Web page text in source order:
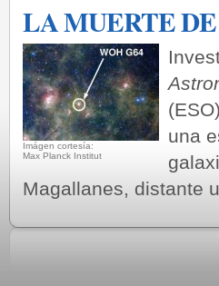
LA MUERTE
Imágen cortesía:
Max Planck Institut
una
Magallanes, distante